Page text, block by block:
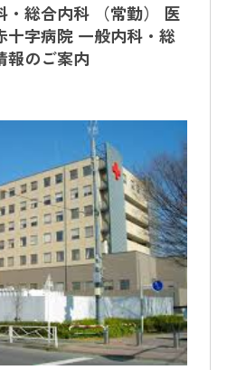
・総合内科 （常勤） 医
十字病院 一般内科・総
報のご案内